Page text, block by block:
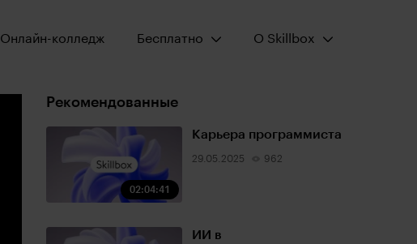
Онлайн-колледж Открыть меню:
Бесплатно Открыть меню:
О Skillbox
Рекомендованные
02:04:41
Карьера программиста
29.05.2025 962
ИИ в